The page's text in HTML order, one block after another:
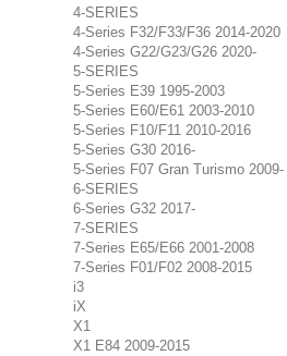
4-SERIES
4-Series F32/F33/F36 2014-2020
4-Series G22/G23/G26 2020-
5-SERIES
5-Series E39 1995-2003
5-Series E60/E61 2003-2010
5-Series F10/F11 2010-2016
5-Series G30 2016-
5-Series F07 Gran Turismo 2009-
6-SERIES
6-Series G32 2017-
7-SERIES
7-Series E65/E66 2001-2008
7-Series F01/F02 2008-2015
i3
iX
X1
X1 E84 2009-2015